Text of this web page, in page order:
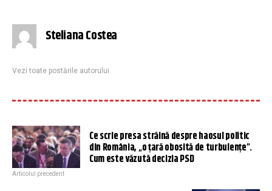
Steliana Costea
Vezi toate postările autorului
Ce scrie presa străină despre haosul politic
din România, „o țară obosită de turbulențe”.
Cum este văzută decizia PSD
Articolul precedent